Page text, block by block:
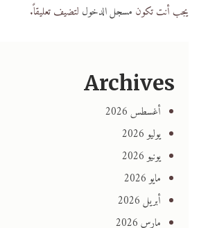
يجب أنت تكون مسجل الدخول لتضيف تعليقاً.
Archives
أغسطس 2026
يوليو 2026
يونيو 2026
مايو 2026
أبريل 2026
مارس 2026